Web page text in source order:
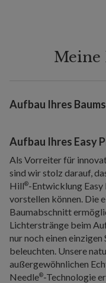
Meine
Aufbau Ihres Baums
Aufbau Ihres Easy
Als Vorreiter für
sind wir stolz darauf,
Hill®-Entwicklung Easy
vorstellen können. Die
Baumabschnitt
Lichterstränge beim
nur noch einen einzigen
beleuchten. Unsere
außergewöhnlichen
Needle®-Technologie